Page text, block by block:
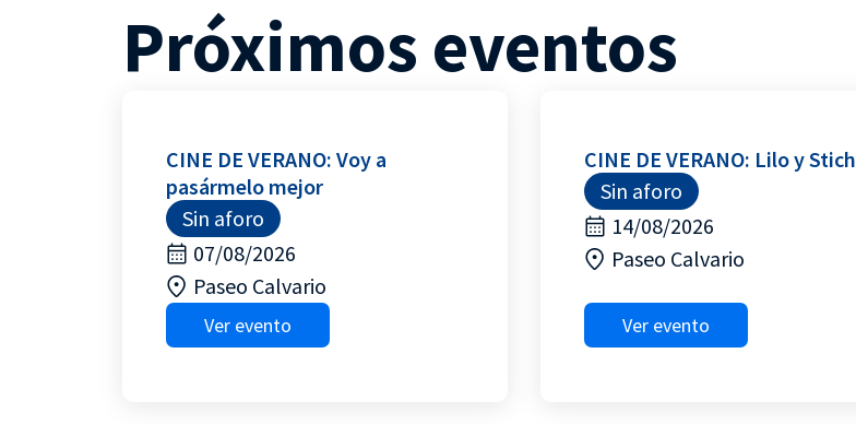
Próximos eventos
CINE DE VERANO: Voy a
pasármelo mejor
Sin aforo
07/08/2026
Paseo Calvario
Ver evento
CINE DE VERANO: Lilo y Stich
Sin aforo
14/08/2026
Paseo Calvario
Ver evento